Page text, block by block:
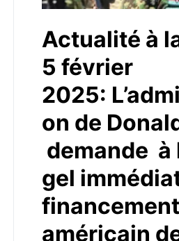
Actualité à
5 février
2025:
on de
demande à
gel
financement
américain